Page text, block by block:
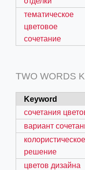
тематическое
цветовое
сочетание
TWO WORDS
Keyword
сочетания
вариант
колористическое
решение
цветов дизайна